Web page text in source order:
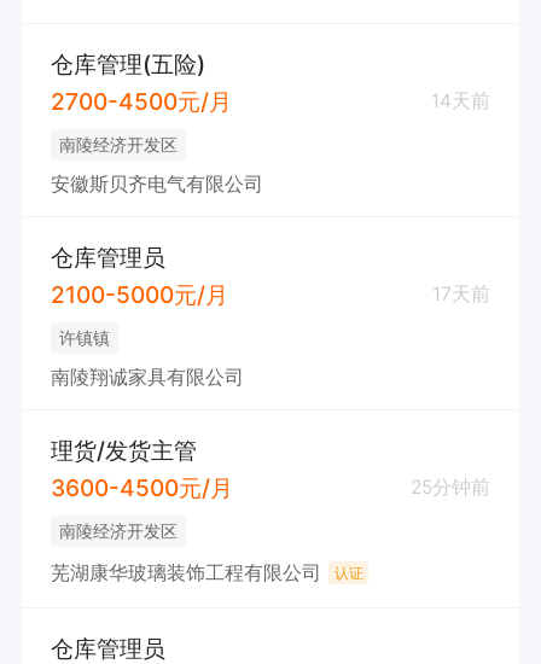
仓库管理(五险)
2700-4500元/月
14天前
南陵经济开发区
安徽斯贝齐电气有限公司
仓库管理员
2100-5000元/月
17天前
许镇镇
南陵翔诚家具有限公司
理货/发货主管
3600-4500元/月
25分钟前
南陵经济开发区
芜湖康华玻璃装饰工程有限公司 认证
仓库管理员